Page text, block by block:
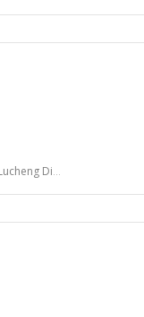
China